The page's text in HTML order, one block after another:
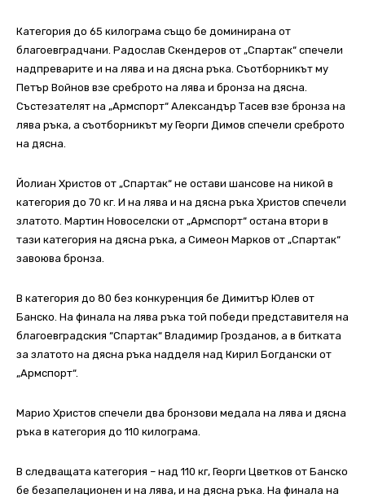
Категория до 65 килограма също бе доминирана от
благоевградчани. Радослав Скендеров от „Спартак“ спечели
надпреварите и на лява и на дясна ръка. Съотборникът му
Петър Войнов взе среброто на лява и бронза на дясна.
Състезателят на „Армспорт“ Александър Тасев взе бронза на
лява ръка, а съотборникът му Георги Димов спечели среброто
на дясна.
Йолиан Христов от „Спартак“ не остави шансове на никой в
категория до 70 кг. И на лява и на дясна ръка Христов спечели
златото. Мартин Новоселски от „Армспорт“ остана втори в
тази категория на дясна ръка, а Симеон Марков от „Спартак“
завоюва бронза.
В категория до 80 без конкуренция бе Димитър Юлев от
Банско. На финала на лява ръка той победи представителя на
благоевградския “Спартак“ Владимир Грозданов, а в битката
за златото на дясна ръка надделя над Кирил Богдански от
„Армспорт“.
Марио Христов спечели два бронзови медала на лява и дясна
ръка в категория до 110 килограма.
В следващата категория – над 110 кг, Георги Цветков от Банско
бе безапелационен и на лява, и на дясна ръка. На финала на